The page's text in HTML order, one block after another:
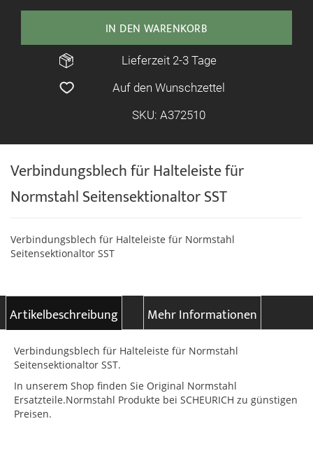
Verbindungsblech für Halteleiste für
Normstahl Seitensektionaltor SST
IN DEN WARENKORB
Lieferzeit 2-3 Tage
Auf den Wunschzettel
SKU: A372510
Verbindungsblech für Halteleiste für Normstahl
Seitensektionaltor SST
Artikelbeschreibung Mehr Informationen
Verbindungsblech für Halteleiste für Normstahl
Seitensektionaltor SST.
In unserem Shop finden Sie Original Normstahl
Ersatzteile.Normstahl Produkte bei SCHEURICH zu günstigen
Preisen.